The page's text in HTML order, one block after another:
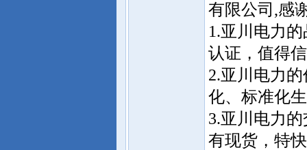
有限公司,感
1.亚川电力
认证，值得
2.亚川电力
化、标准化
3.亚川电力
有现货，特